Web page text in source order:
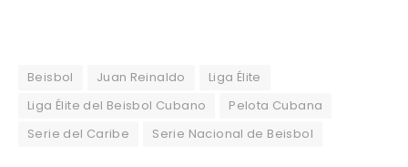
Beisbol Juan Reinaldo
Liga Élite
Liga Élite del Beisbol Cubano
Pelota Cubana
Serie del Caribe
Serie Nacional de Beisbol